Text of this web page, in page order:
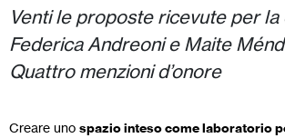
Venti le proposte ricevute per
Federica Andreoni e Maite
Quattro menzioni d’onore
Creare uno spazio inteso come laboratorio